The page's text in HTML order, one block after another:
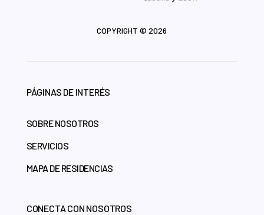
COPYRIGHT © 2026
PÁGINAS DE INTERÉS
SOBRE NOSOTROS
SERVICIOS
MAPA DE RESIDENCIAS
CONECTA CON NOSOTROS